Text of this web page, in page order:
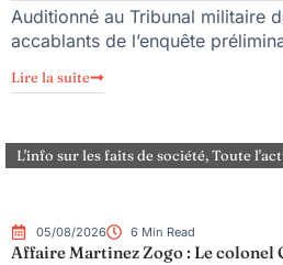
Auditionné au Tribunal militaire
accablants de l’enquête
Lire la suite
L'info sur les faits de société,Toute
05/08/2026 6 Min Read
Affaire Martinez Zogo : Le colonel